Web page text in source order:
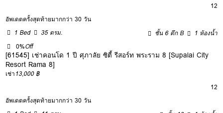
12
อัพเดตครั้งสุดท้ายมากกว่า 30 วัน
1 Bed
35 ตรม. ชั้น 6 ตึก B
1 ห้องน้ำ
0%Off
[61545] เช่าคอนโด 1 ปี ศุภาลัย ซิตี้ รีสอร์ท พระราม 8 [Supalai City
Resort Rama 8]
เช่า13,000 ฿
12
อัพเดตครั้งสุดท้ายมากกว่า 30 วัน